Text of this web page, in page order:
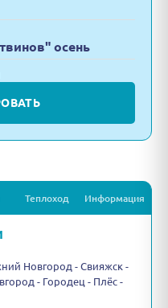
осень
Теплоход Информация
Новгород - Свияжск -
- Городец - Плёс -